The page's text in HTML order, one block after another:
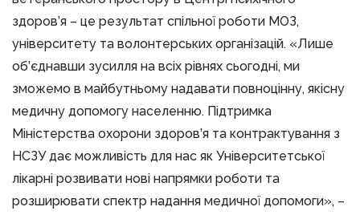
здоров’я – це результат спільної роботи МОЗ,
університету та волонтерських організацій. «Лише
об’єднавши зусилля на всіх рівнях сьогодні, ми
зможемо в майбутньому надавати повноцінну, якісну
медичну допомогу населенню. Підтримка
Міністерства охорони здоров’я та контрактування з
НСЗУ дає можливість для нас як Університетської
лікарні розвивати нові напрямки роботи та
розширювати спектр надання медичної допомоги», –